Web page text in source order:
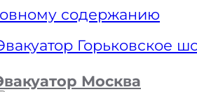
содержанию
Горьковское
Москва